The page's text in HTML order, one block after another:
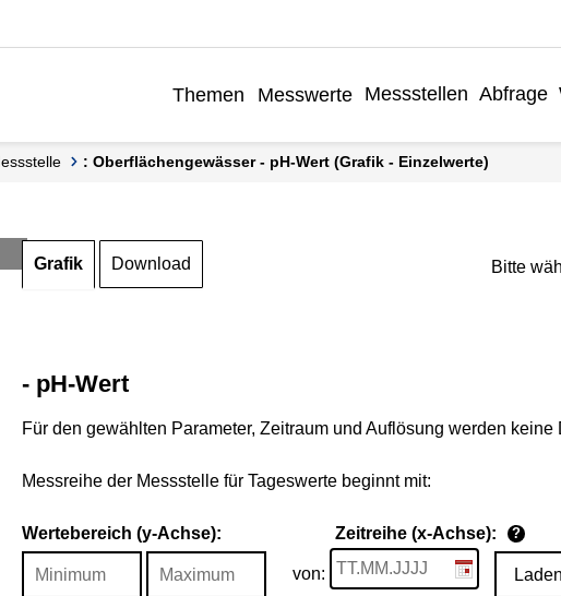
Themen Messwerte Messstellen Abfrage
Messstelle : Oberflächengewässer - pH-Wert (Grafik - Einzelwerte)
Grafik Download Bitte
- pH-Wert
Für den gewählten Parameter, Zeitraum und Auflösung werden
Messreihe der Messstelle für Tageswerte beginnt mit:
Wertebereich (y-Achse): Zeitreihe (x-Achse): ?
von: Laden